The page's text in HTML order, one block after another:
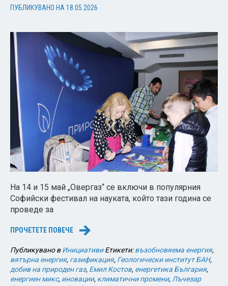
ПУБЛИКУВАНО НА 18.05.2026
На 14 и 15 май „Овергаз“ се включи в популярния
Софийски фестивал на науката, който тази година се
проведе за
ПРОЧЕТЕТЕ ПОВЕЧЕ →
Публикувано вИнициативи Етикети:възобновяема енергия,
вятърна енергия, газификация, Геологически институт БАН,
добив на природен газ, Емил Костов, енергетика България,
енергиен микс, иновации, климатични промени, Лъчезар